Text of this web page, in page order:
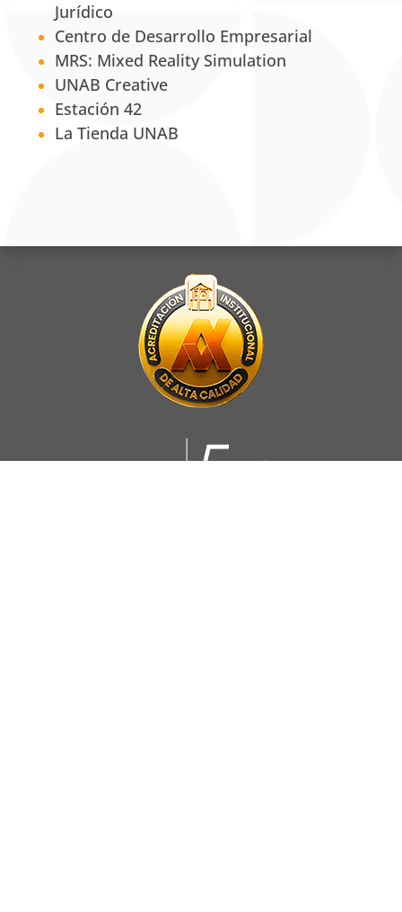
Jurídico
Centro de Desarrollo Empresarial
MRS: Mixed Reality Simulation
UNAB Creative
Estación 42
La Tienda UNAB